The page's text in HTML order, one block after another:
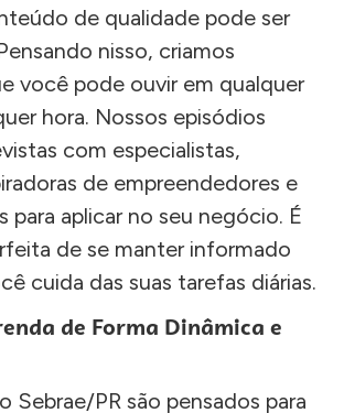
de qualidade pode ser
nisso, criamos
você pode ouvir em qualquer
hora. Nossos episódios
com especialistas,
de empreendedores e
para aplicar no seu negócio. É
de se manter informado
cuida das suas tarefas diárias.
de Forma Dinâmica e
Sebrae/PR são pensados para